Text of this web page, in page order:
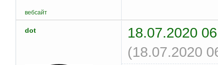
вебсайт
dot
18.07.2020
(18.07.2020